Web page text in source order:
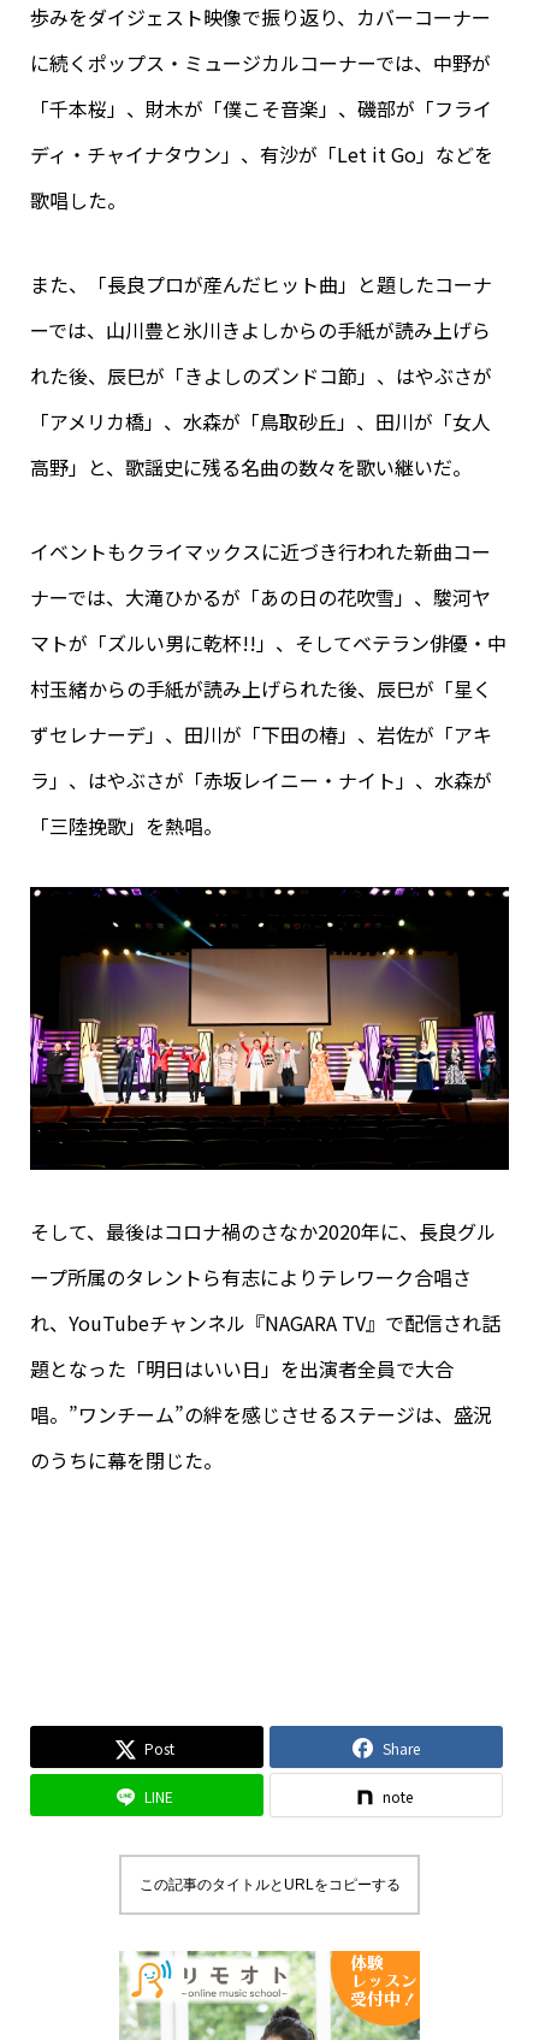
歩みをダイジェスト映像で振り返り、カバーコーナー
に続くポップス・ミュージカルコーナーでは、中野が
「千本桜」、財木が「僕こそ音楽」、磯部が「フライ
ディ・チャイナタウン」、有沙が「Let it Go」などを
歌唱した。
また、「長良プロが産んだヒット曲」と題したコーナ
ーでは、山川豊と氷川きよしからの手紙が読み上げら
れた後、辰巳が「きよしのズンドコ節」、はやぶさが
「アメリカ橋」、水森が「鳥取砂丘」、田川が「女人
高野」と、歌謡史に残る名曲の数々を歌い継いだ。
イベントもクライマックスに近づき行われた新曲コー
ナーでは、大滝ひかるが「あの日の花吹雪」、駿河ヤ
マトが「ズルい男に乾杯!!」、そしてベテラン俳優・中
村玉緒からの手紙が読み上げられた後、辰巳が「星く
ずセレナーデ」、田川が「下田の椿」、岩佐が「アキ
ラ」、はやぶさが「赤坂レイニー・ナイト」、水森が
「三陸挽歌」を熱唱。
そして、最後はコロナ禍のさなか2020年に、長良グル
ープ所属のタレントら有志によりテレワーク合唱さ
れ、YouTubeチャンネル『NAGARA TV』で配信され話
題となった「明日はいい日」を出演者全員で大合
唱。”ワンチーム”の絆を感じさせるステージは、盛況
のうちに幕を閉じた。
Post Share
LINE note
この記事のタイトルとURLをコピーする